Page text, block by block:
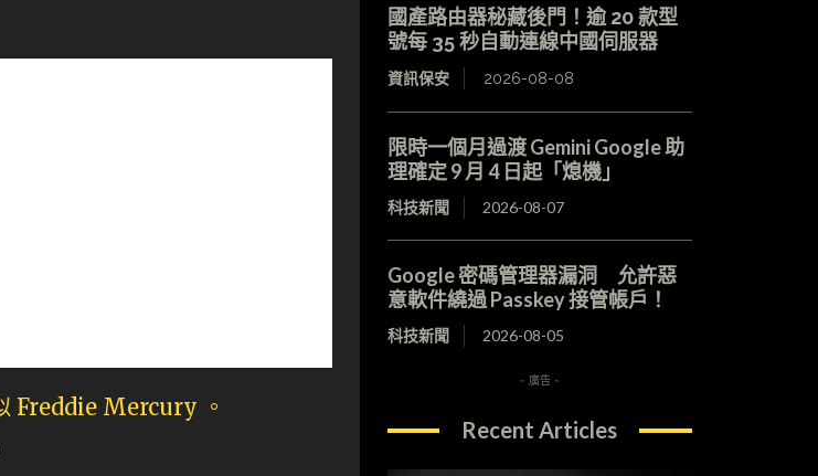
國產路由器秘藏後門！逾 20 款型
號每 35 秒自動連線中國伺服器
資訊保安 2026-08-08
限時一個月過渡 Gemini Google 助
理確定 9 月 4 日起「熄機」
科技新聞 2026-08-07
Google 密碼管理器漏洞 允許惡
意軟件繞過 Passkey 接管帳戶！
科技新聞 2026-08-05
- 廣告 -
Recent Articles